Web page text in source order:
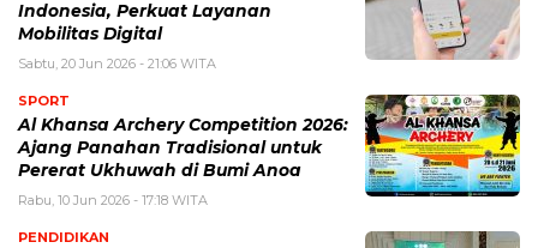
Indonesia, Perkuat Layanan
Mobilitas Digital
Sabtu, 20 Jun 2026 - 21:06 WITA
SPORT
Al Khansa Archery Competition 2026:
Ajang Panahan Tradisional untuk
Pererat Ukhuwah di Bumi Anoa
Rabu, 10 Jun 2026 - 17:18 WITA
PENDIDIKAN